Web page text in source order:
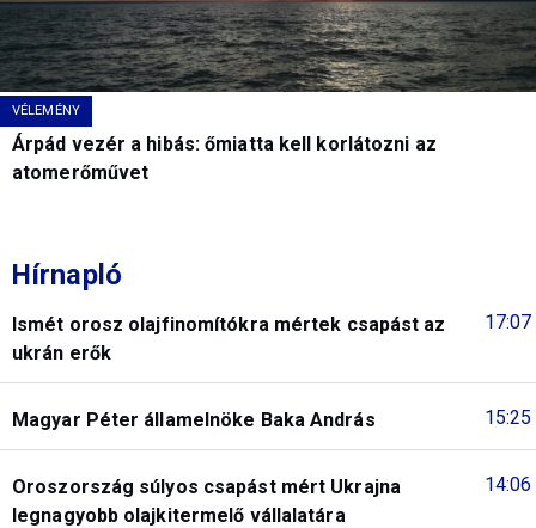
VÉLEMÉNY
Árpád vezér a hibás: őmiatta kell korlátozni az
atomerőművet
Hírnapló
17:07
Ismét orosz olajfinomítókra mértek csapást az
ukrán erők
15:25
Magyar Péter államelnöke Baka András
14:06
Oroszország súlyos csapást mért Ukrajna
legnagyobb olajkitermelő vállalatára